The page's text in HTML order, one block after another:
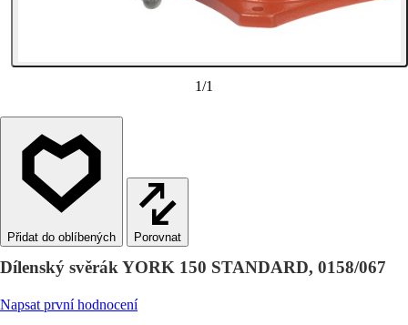
1/1
Porovnat
Dílenský svěrák YORK 150 STANDARD, 0158/067
Napsat první hodnocení